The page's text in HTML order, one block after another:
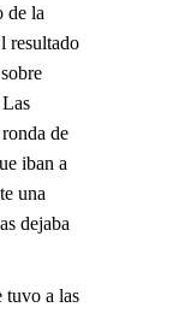
de la
resultado
de
iban a
una
dejaba
tuvo a las